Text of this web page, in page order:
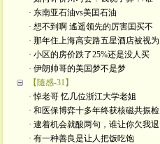
· 东南亚石油vs美囯石油
· 想不到啊 遙遥领先的厉害囯买不
· 那年住上海高安路五星酒店被视为
· 小区的房价跌了25%还是没人买
· 伊朗帅哥的美国梦不是梦
【隨感-31】
· 悼老哥 忆几位浙江大学老姐
· 和医保博弈十多年终获核磁共振检
· 逮着机会就酸两句，谁让你欠我退
· 有一种善良是让人把饭吃饱